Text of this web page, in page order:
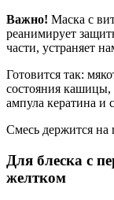
Важно! Маска с
реанимирует
части, устраняет
Готовится так:
состояния кашицы,
ампула кератина и
Смесь держится на
Для блеска с
желтком